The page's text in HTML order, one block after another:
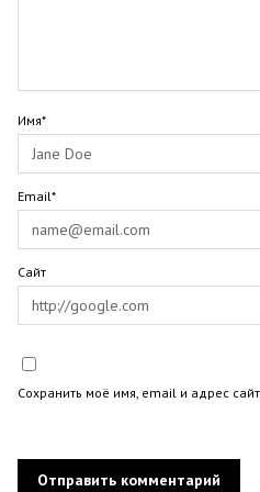
Имя*
Email*
Сайт
Сохранить моё имя, email и адрес